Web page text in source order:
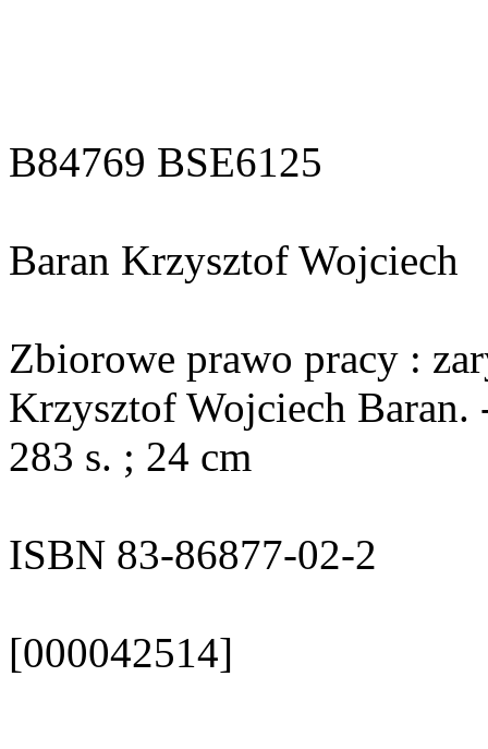
B84769 BSE6125
Baran Krzysztof Wojciech
Zbiorowe prawo pracy :
Krzysztof Wojciech
283 s. ; 24 cm
ISBN 83-86877-02-2
[000042514]